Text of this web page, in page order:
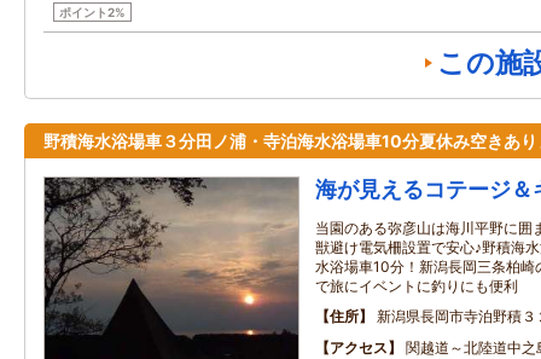
ポイント2%
この施
野積海水浴場車３分田ノ浦・寺泊海水浴場車10分夏休み空きあ
海が見えるコテージ＆
当園のある弥彦山は海川平野に囲
獣避け電気柵設置で安心♪野積海
水浴場車10分！新潟長岡三条柏
で旅にイベントに釣りにも便利
住所
新潟県長岡市寺泊野積３
アクセス
関越道～北陸道中